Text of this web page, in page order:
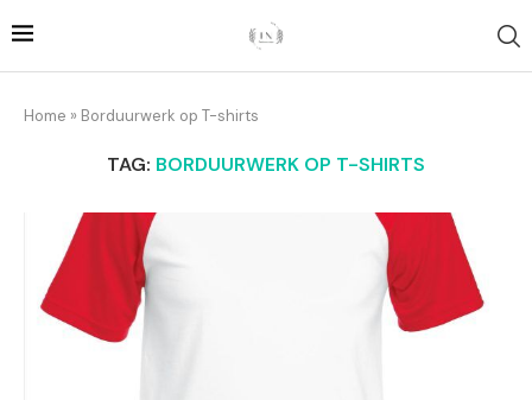
Home » Borduurwerk op T-shirts
TAG: BORDUURWERK OP T-SHIRTS